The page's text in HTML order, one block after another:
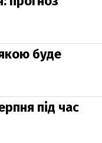
буде
під час